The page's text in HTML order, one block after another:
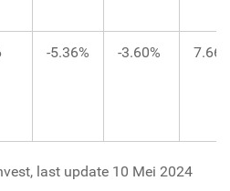
-5.36% -3.60%
last update 10 Mei 2024